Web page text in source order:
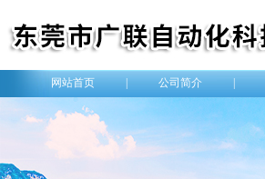
网站首页 公司简介